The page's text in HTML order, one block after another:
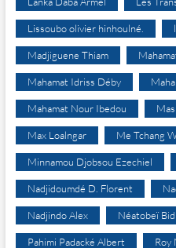
Lissoubo olivier hinhoulné.
Madjiguene Thiam
Mahamat Idriss Déby
Mahamat Nour Ibedou
Max Loalngar Me Tchang
Minnamou Djobsou Ezechiel
Nadjidoumdé D. Florent
Nadjindo Alex Néatobeï
Pahimi Padacké Albert Roy